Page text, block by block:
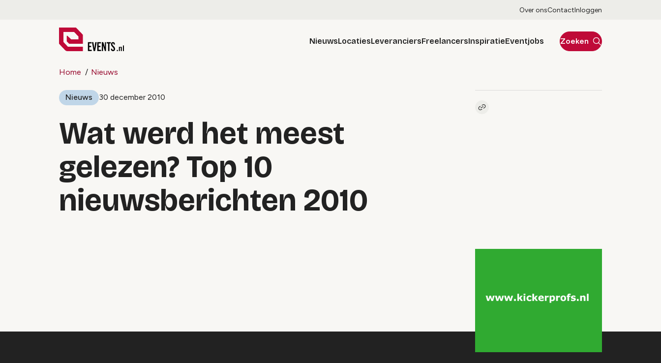
Over onsContactInloggen
NieuwsLocatiesLeveranciersFreelancersInspiratieEventjobs Zoeken
Home Nieuws
Nieuws 30 december 2010
Wat werd het meest
gelezen? Top 10
nieuwsberichten 2010
Kopieer link naar artikel